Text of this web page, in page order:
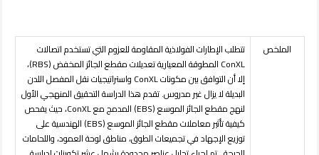
الملخص
تتطلب الإطارات الفولاذية المقاومة للعزوم التي تستخدم اتصالات
ConXL المطوقة المعيارية تعديلات مقطع الجائز المخفض (RBS)،
إلا أن التوافق بين مكوناتConXL واستراتيجيات نقل المفصل اللدن
البديلة لا يزال غير مدروس. تقدم هذا الدراسة التحقيق المنهجي الأول
لنهج مقطع الجائز الموسع (EBS) المدمج معConXL، حيث يفحص
كيفية تأثير معاملات مقطع الجائز الموسع (EBS) الهندسية على
توزيع الإجهاد في تجميعات الطوق، مناطق لوحة العمود، واللحامات